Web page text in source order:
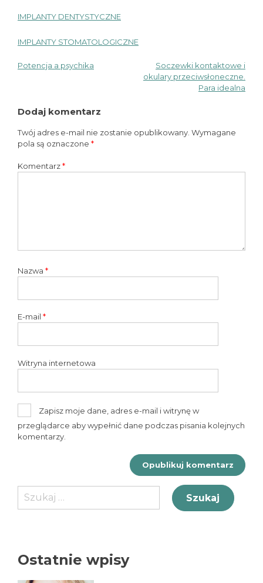
IMPLANTY DENTYSTYCZNE
IMPLANTY STOMATOLOGICZNE
Nawigacja
wpisu
Potencja a psychika
Soczewki kontaktowe i
okulary przeciwsłoneczne.
Para idealna
Dodaj komentarz
Twój adres e-mail nie zostanie opublikowany. Wymagane
pola są oznaczone *
Komentarz*
Nazwa *
E-mail *
Witryna internetowa
Zapisz moje dane, adres e-mail i witrynę w
przeglądarce aby wypełnić dane podczas pisania kolejnych
komentarzy.
Szukaj:
Ostatnie wpisy